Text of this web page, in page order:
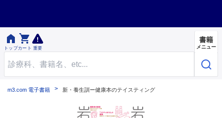

トップ

カート 重要
書籍
メニュー
m3.com 電子書籍 新・養生訓ー健康本のテイスティング